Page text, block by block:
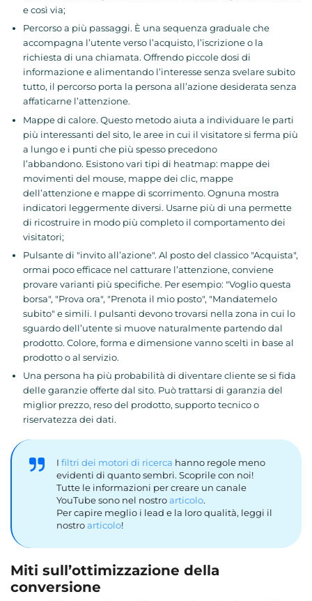
e così via;
Percorso a più passaggi. È una sequenza graduale che
accompagna l’utente verso l’acquisto, l’iscrizione o la
richiesta di una chiamata. Offrendo piccole dosi di
informazione e alimentando l’interesse senza svelare subito
tutto, il percorso porta la persona all’azione desiderata senza
affaticarne l’attenzione.
Mappe di calore. Questo metodo aiuta a individuare le parti
più interessanti del sito, le aree in cui il visitatore si ferma più
a lungo e i punti che più spesso precedono
l’abbandono. Esistono vari tipi di heatmap: mappe dei
movimenti del mouse, mappe dei clic, mappe
dell’attenzione e mappe di scorrimento. Ognuna mostra
indicatori leggermente diversi. Usarne più di una permette
di ricostruire in modo più completo il comportamento dei
visitatori;
Pulsante di "invito all’azione". Al posto del classico "Acquista",
ormai poco efficace nel catturare l’attenzione, conviene
provare varianti più specifiche. Per esempio: "Voglio questa
borsa", "Prova ora", "Prenota il mio posto", "Mandatemelo
subito" e simili. I pulsanti devono trovarsi nella zona in cui lo
sguardo dell’utente si muove naturalmente partendo dal
prodotto. Colore, forma e dimensione vanno scelti in base al
prodotto o al servizio.
Una persona ha più probabilità di diventare cliente se si fida
delle garanzie offerte dal sito. Può trattarsi di garanzia del
miglior prezzo, reso del prodotto, supporto tecnico o
riservatezza dei dati.
I filtri dei motori di ricerca hanno regole meno
evidenti di quanto sembri. Scoprile con noi!
Tutte le informazioni per creare un canale
YouTube sono nel nostroarticolo.
Per capire meglio i lead e la loro qualità, leggi il
nostroarticolo!
Miti sull’ottimizzazione della
conversione